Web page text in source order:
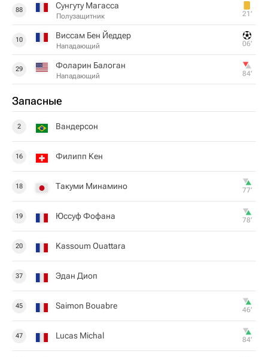
88 Сунгуту Магасса
Полузащитник 21‎’‎
10 Виссам Бен Йеддер
Нападающий 06‎’‎
29 Фоларин Балоган
Нападающий 84‎’‎
Запасные
2 Вандерсон
16 Филипп Кен
18 Такуми Минамино 77‎’‎
19 Юссуф Фофана 78‎’‎
20 Kassoum Ouattara
37 Эдан Диоп
45 Saimon Bouabre 46‎’‎
47 Lucas Michal 84‎’‎